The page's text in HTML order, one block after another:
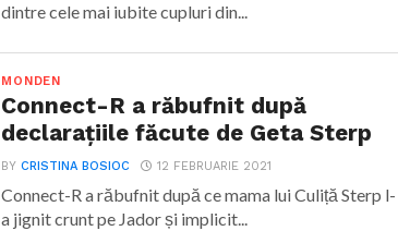
dintre cele mai iubite cupluri din...
MONDEN
Connect-R a răbufnit după
declarațiile făcute de Geta Sterp
BYCRISTINA BOSIOC 12 FEBRUARIE 2021
Connect-R a răbufnit după ce mama lui Culiță Sterp l-
a jignit crunt pe Jador și implicit...